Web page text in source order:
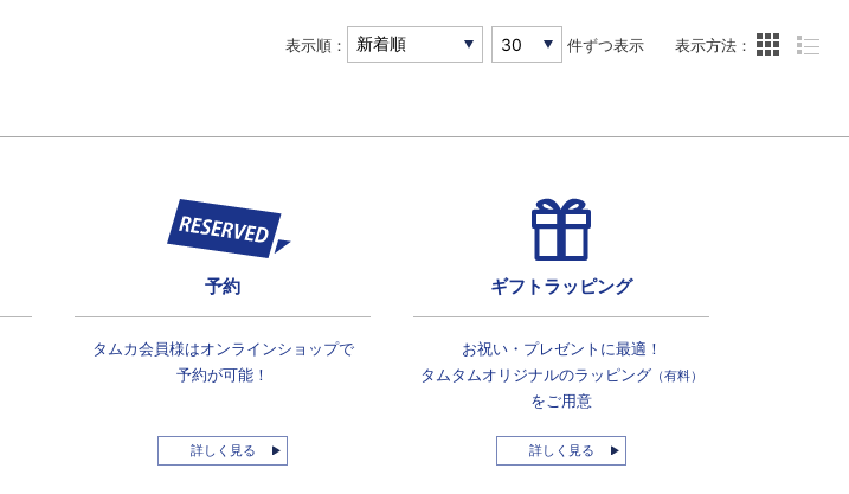
表示順： 件ずつ表示 表示方法：
予約
タムカ会員様はオンラインショップで
予約が可能！
詳しく見る
ギフトラッピング
お祝い・プレゼントに最適！
タムタムオリジナルのラッピング（有料）
をご用意
詳しく見る